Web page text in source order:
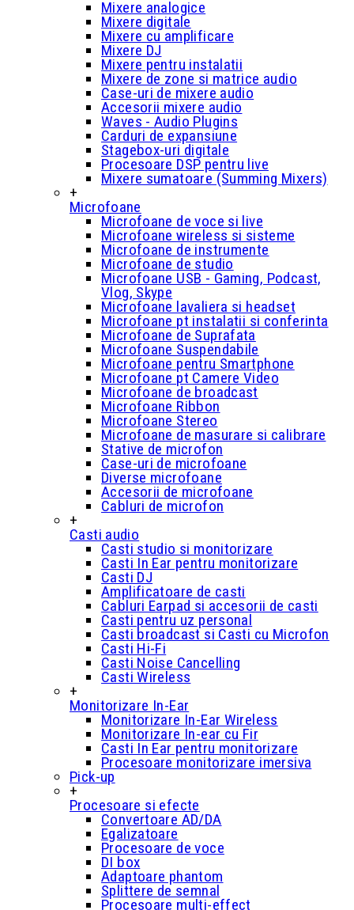
Mixere analogice
Mixere digitale
Mixere cu amplificare
Mixere DJ
Mixere pentru instalatii
Mixere de zone si matrice audio
Case-uri de mixere audio
Accesorii mixere audio
Waves - Audio Plugins
Carduri de expansiune
Stagebox-uri digitale
Procesoare DSP pentru live
Mixere sumatoare (Summing Mixers)
+
Microfoane
Microfoane de voce si live
Microfoane wireless si sisteme
Microfoane de instrumente
Microfoane de studio
Microfoane USB - Gaming, Podcast,
Vlog, Skype
Microfoane lavaliera si headset
Microfoane pt instalatii si conferinta
Microfoane de Suprafata
Microfoane Suspendabile
Microfoane pentru Smartphone
Microfoane pt Camere Video
Microfoane de broadcast
Microfoane Ribbon
Microfoane Stereo
Microfoane de masurare si calibrare
Stative de microfon
Case-uri de microfoane
Diverse microfoane
Accesorii de microfoane
Cabluri de microfon
+
Casti audio
Casti studio si monitorizare
Casti In Ear pentru monitorizare
Casti DJ
Amplificatoare de casti
Cabluri Earpad si accesorii de casti
Casti pentru uz personal
Casti broadcast si Casti cu Microfon
Casti Hi-Fi
Casti Noise Cancelling
Casti Wireless
+
Monitorizare In-Ear
Monitorizare In-Ear Wireless
Monitorizare In-ear cu Fir
Casti In Ear pentru monitorizare
Procesoare monitorizare imersiva
Pick-up
+
Procesoare si efecte
Convertoare AD/DA
Egalizatoare
Procesoare de voce
DI box
Adaptoare phantom
Splittere de semnal
Procesoare multi-effect